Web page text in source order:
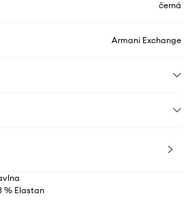
černá
Armani Exchange
% Elastan